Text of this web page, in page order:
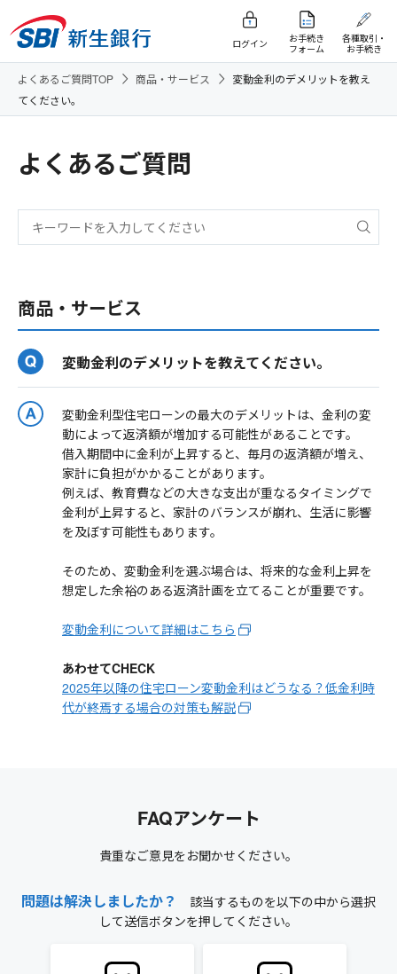
ログイン
お手続き
フォーム
各種取引・
お手続き
よくあるご質問TOP 商品・サービス
変動金利のデメリットを教え
てください。
よくあるご質問
商品・サービス
変動金利のデメリットを教えてください。
変動金利型住宅ローンの最大のデメリットは、金利の変
動によって返済額が増加する可能性があることです。
借入期間中に金利が上昇すると、毎月の返済額が増え、
家計に負担がかかることがあります。
例えば、教育費などの大きな支出が重なるタイミングで
金利が上昇すると、家計のバランスが崩れ、生活に影響
を及ぼす可能性もあります。
そのため、変動金利を選ぶ場合は、将来的な金利上昇を
想定した余裕のある返済計画を立てることが重要です。
変動金利について詳細はこちら
あわせてCHECK
2025年以降の住宅ローン変動金利はどうなる？低金利時
代が終焉する場合の対策も解説
FAQアンケート
貴重なご意見をお聞かせください。
問題は解決しましたか？
該当するものを以下の中から選択
して送信ボタンを押してください。